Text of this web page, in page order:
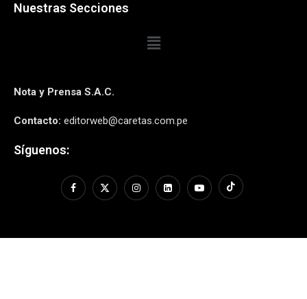
Nuestras Secciones
Nota y Prensa S.A.C.
Contacto: editorweb@caretas.com.pe
Síguenos: